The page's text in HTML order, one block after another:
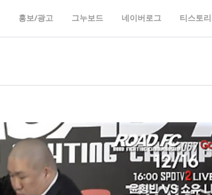
홍보/광고 그누보드 네이버로그 티스토리